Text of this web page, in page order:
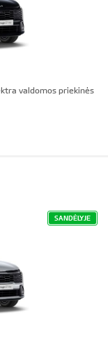
valdomos priekinės
SANDĖLYJE